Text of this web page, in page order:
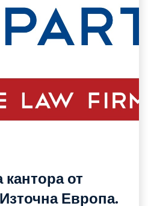
кантора от
Европа.